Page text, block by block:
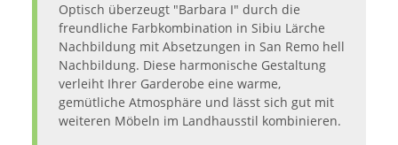
Optisch überzeugt "Barbara I" durch die
freundliche Farbkombination in Sibiu Lärche
Nachbildung mit Absetzungen in San Remo hell
Nachbildung. Diese harmonische Gestaltung
verleiht Ihrer Garderobe eine warme,
gemütliche Atmosphäre und lässt sich gut mit
weiteren Möbeln im Landhausstil kombinieren.